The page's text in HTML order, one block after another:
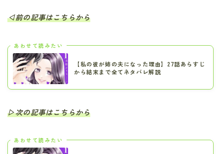
◁前の記事はこちらから
あわせて読みたい
【私の彼が姉の夫になった理由】27話あらすじ
から結末まで全てネタバレ解説
▷次の記事はこちらから
あわせて読みたい